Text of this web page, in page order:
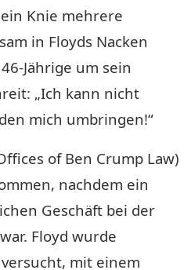
Knie mehrere
in Floyds Nacken
Jährige um sein
„Ich kann nicht
mich umbringen!“
of Ben Crump Law)
nachdem ein
Geschäft bei der
Floyd wurde
mit einem